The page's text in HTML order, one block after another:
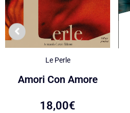
Le Perle
Amori Con Amore
18,00€